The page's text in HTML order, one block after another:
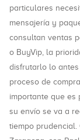
particulares
mensajería y
consultan ventas
o BuyVip, la
disfrutarlo lo
proceso de
importante que es
su envío se va a
tiempo prudencial.